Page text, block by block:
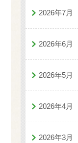
2026年7月
2026年6月
2026年5月
2026年4月
2026年3月